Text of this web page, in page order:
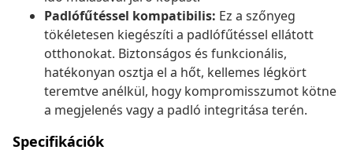
Padlófűtéssel kompatibilis: Ez a szőnyeg
tökéletesen kiegészíti a padlófűtéssel ellátott
otthonokat. Biztonságos és funkcionális,
hatékonyan osztja el a hőt, kellemes légkört
teremtve anélkül, hogy kompromisszumot kötne
a megjelenés vagy a padló integritása terén.
Specifikációk